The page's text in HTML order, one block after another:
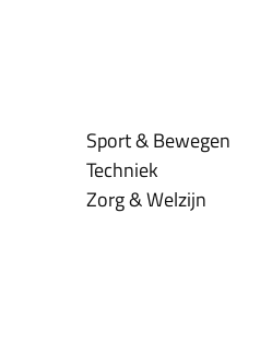
Sport & Bewegen
Techniek
Zorg & Welzijn